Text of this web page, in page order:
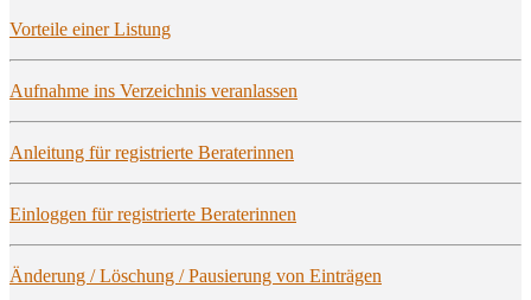
Vor­tei­le einer Listung
Auf­nah­me ins Ver­zeich­nis veranlassen
Anlei­tung für regis­trier­te Beraterinnen
Ein­log­gen für regis­trier­te Beraterinnen
Ände­rung / Löschung / Pau­sie­rung von Einträgen